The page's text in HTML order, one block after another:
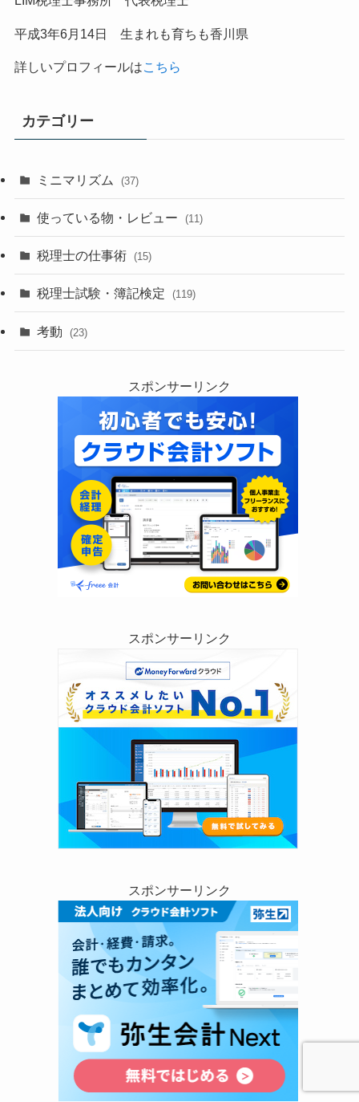
平成3年6月 14日 生まれも育ちも香川県
詳しいプロフィールはこちら
カテゴリー
ミニマリズム (37)
使っている物・レビュー (11)
税理士の仕事術 (15)
税理士試験・簿記検定 (119)
考動 (23)
スポンサーリンク
スポンサーリンク
スポンサーリンク